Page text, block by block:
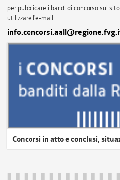
per pubblicare i bandi di concorso sul
utilizzare l'e-mail
Concorsi in atto e conclusi,